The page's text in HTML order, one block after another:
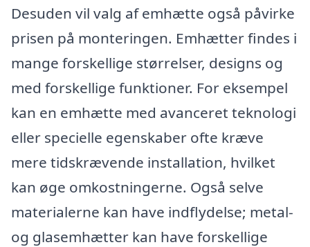
Desuden vil valg af emhætte også påvirke
prisen på monteringen. Emhætter findes i
mange forskellige størrelser, designs og
med forskellige funktioner. For eksempel
kan en emhætte med avanceret teknologi
eller specielle egenskaber ofte kræve
mere tidskrævende installation, hvilket
kan øge omkostningerne. Også selve
materialerne kan have indflydelse; metal-
og glasemhætter kan have forskellige